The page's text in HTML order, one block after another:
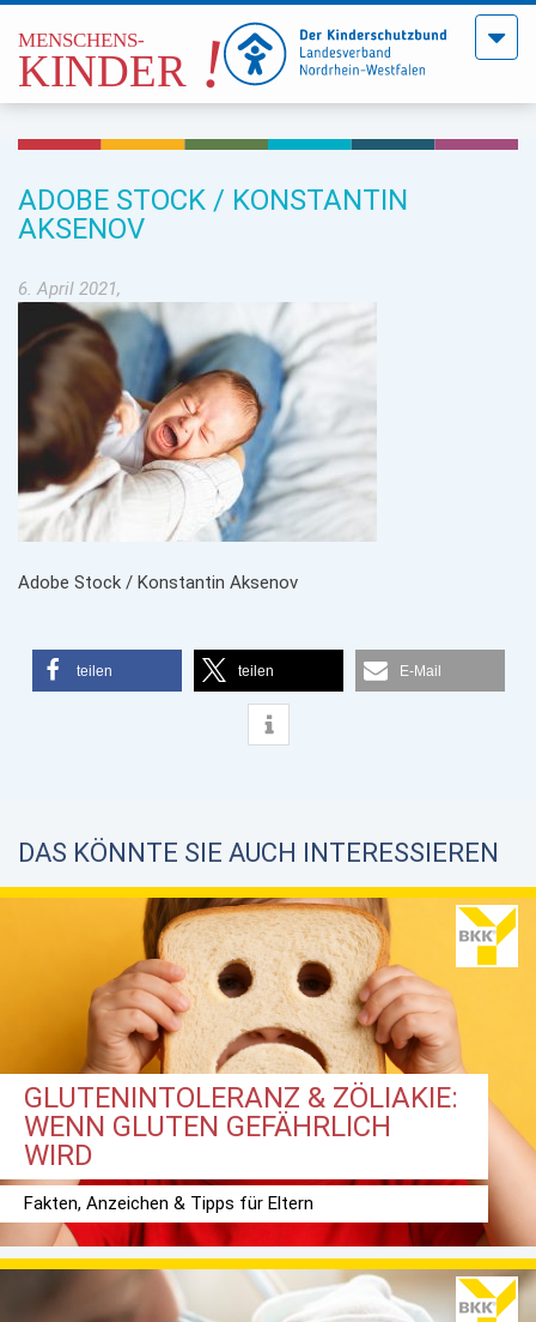
Menü
ADOBE STOCK / KONSTANTIN
AKSENOV
6. April 2021,
Adobe Stock / Konstantin Aksenov
teilen teilen E-Mail
DAS KÖNNTE SIE AUCH INTERESSIEREN
GLUTENINTOLERANZ & ZÖLIAKIE:
WENN GLUTEN GEFÄHRLICH
WIRD
Fakten, Anzeichen & Tipps für Eltern